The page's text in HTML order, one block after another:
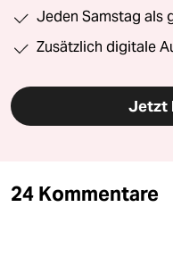
Jeden Samstag als
Zusätzlich digitale
Jetzt
24 Kommentare